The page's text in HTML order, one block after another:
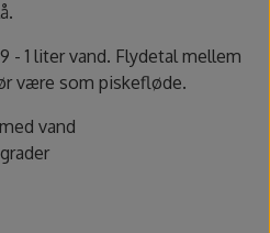
underglasur
underglasur - UG
Gems
Choice
underglasur
glasursprøjter
og skeer
og ekstruder
- 1 liter vand. Flydetal mellem
være som piskefløde.
vand